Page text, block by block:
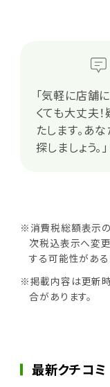
「気軽に店舗
くても大丈夫
たします。あ
探しましょう。」
※消費税総額表示
次税込表示へ変
する可能性がある
※掲載内容は更新
合があります。
最新クチコミ